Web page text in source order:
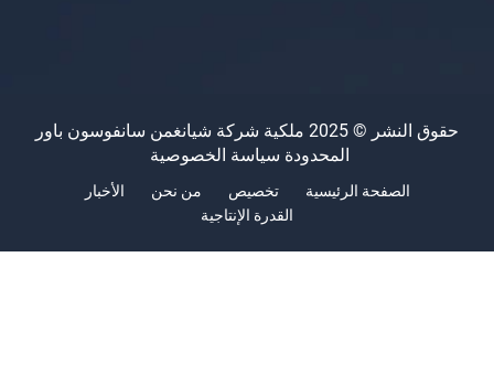
حقوق النشر © 2025 ملكية شركة شيانغمن سانفوسون باور
سياسة الخصوصية
الصفحة الرئيسية تخصيص من نحن
الأخبار
القدرة الإنتاجية